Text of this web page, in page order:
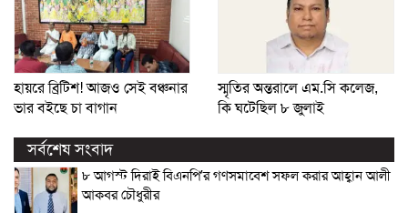
হায়রে ব্রিটিশ! আজও সেই বঞ্চনার
ভার বইছে চা বাগান
স্মৃতির অন্তরালে এম.সি কলেজ,
কি ঘটেছিল ৮ জুলাই
সর্বশেষ সংবাদ
৮ আগস্ট দিরাই বিএনপি’র গণসমাবেশ সফল করার আহ্বান আলী
আকবর চৌধুরীর